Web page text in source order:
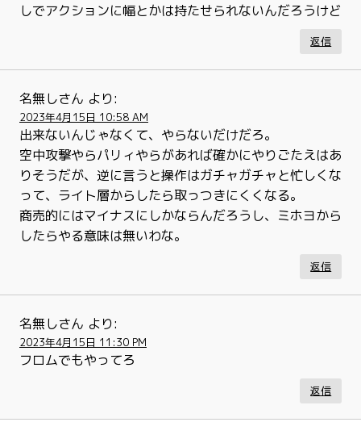
しでアクションに幅とかは持たせられないんだろうけど
返信
名無しさん より:
2023年4月15日 10:58 AM
出来ないんじゃなくて、やらないだけだろ。
空中攻撃やらパリィやらがあれば確かにやりごたえはあ
りそうだが、逆に言うと操作はガチャガチャと忙しくな
って、ライト層からしたら取っつきにくくなる。
商売的にはマイナスにしかならんだろうし、ミホヨから
したらやる意味は無いわな。
返信
名無しさん より:
2023年4月15日 11:30 PM
フロムでもやってろ
返信